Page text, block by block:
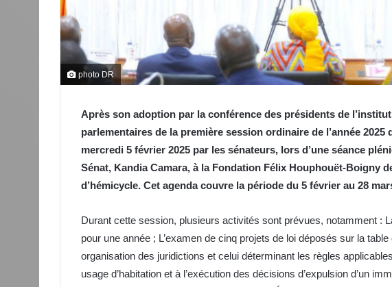
photo DR
Après son adoption par la conférence des présidents de
parlementaires de la première session ordinaire de l’année
mercredi 5 février 2025 par les sénateurs, lors d’une séance
Sénat, Kandia Camara, à la Fondation Félix Houphouët-Boigny
d’hémicycle. Cet agenda couvre la période du 5 février au 28
Durant cette session, plusieurs activités sont prévues, notamment :
pour une année ; L’examen de cinq projets de loi déposés sur la
organisation des juridictions et celui déterminant les règles
usage d’habitation et à l’exécution des décisions d’expulsion d’un